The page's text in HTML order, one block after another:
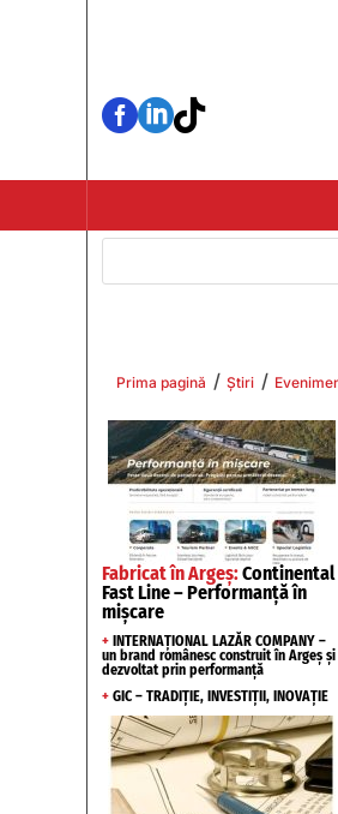

Prima pagină / Știri /
Fabricat în Argeș:Continental
Fast Line – Performanță în
mișcare
+ INTERNAȚIONAL LAZĂR COMPANY –
un brand românesc construit în Argeș și
dezvoltat prin performanță
+ GIC – TRADIȚIE, INVESTIȚII, INOVAȚIE